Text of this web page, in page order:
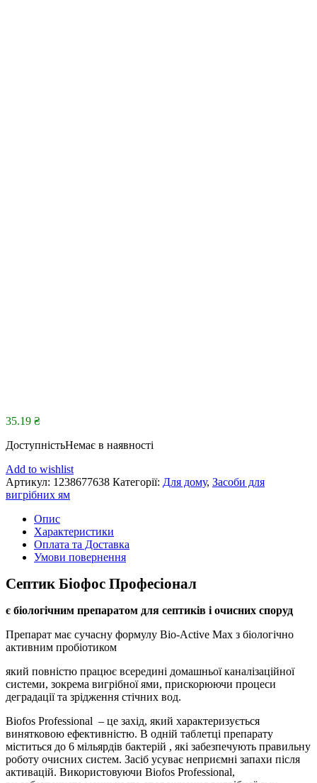
35.19 ₴
ДоступністьНемає в наявності
Add to wishlist
Артикул: 1238677638 Категорії: Для дому, Засоби для
вигрібних ям
Опис
Характеристики
Оплата та Доставка
Умови повернення
Септик Біофос Професіонал
є біологічним препаратом для септиків і очисних споруд
Препарат має сучасну формулу Bio-Active Max з біологічно
активним пробіотиком
який повністю працює всередині домашньої каналізаційної
системи, зокрема вигрібної ями, прискорюючи процеси
деградації та зрідження стічних вод.
Biofos Professional – це захід, який характеризується
винятковою ефективністю. В одній таблетці препарату
міститься до 6 мільярдів бактерій , які забезпечують правильну
роботу очисних систем. Засіб усуває неприємні запахи після
активацій. Використовуючи Biofos Professional,